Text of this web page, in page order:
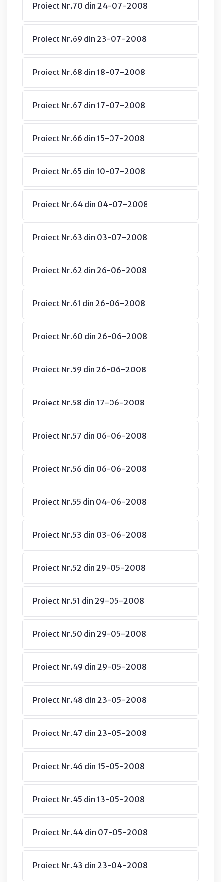
Proiect Nr.70 din 24-07-2008
Proiect Nr.69 din 23-07-2008
Proiect Nr.68 din 18-07-2008
Proiect Nr.67 din 17-07-2008
Proiect Nr.66 din 15-07-2008
Proiect Nr.65 din 10-07-2008
Proiect Nr.64 din 04-07-2008
Proiect Nr.63 din 03-07-2008
Proiect Nr.62 din 26-06-2008
Proiect Nr.61 din 26-06-2008
Proiect Nr.60 din 26-06-2008
Proiect Nr.59 din 26-06-2008
Proiect Nr.58 din 17-06-2008
Proiect Nr.57 din 06-06-2008
Proiect Nr.56 din 06-06-2008
Proiect Nr.55 din 04-06-2008
Proiect Nr.53 din 03-06-2008
Proiect Nr.52 din 29-05-2008
Proiect Nr.51 din 29-05-2008
Proiect Nr.50 din 29-05-2008
Proiect Nr.49 din 29-05-2008
Proiect Nr.48 din 23-05-2008
Proiect Nr.47 din 23-05-2008
Proiect Nr.46 din 15-05-2008
Proiect Nr.45 din 13-05-2008
Proiect Nr.44 din 07-05-2008
Proiect Nr.43 din 23-04-2008